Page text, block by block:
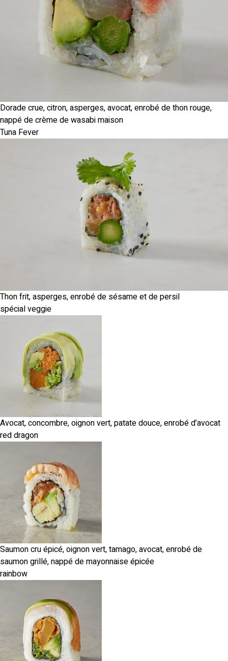
Dorade crue, citron, asperges, avocat, enrobé de thon rouge,
nappé de crème de wasabi maison
Tuna Fever
Thon frit, asperges, enrobé de sésame et de persil
spécial veggie
Avocat, concombre, oignon vert, patate douce, enrobé d’avocat
red dragon
Saumon cru épicé, oignon vert, tamago, avocat, enrobé de
saumon grillé, nappé de mayonnaise épicée
rainbow